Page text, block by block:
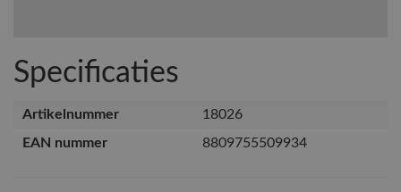
Specificaties
Artikelnummer
18026
EAN nummer
8809755509934